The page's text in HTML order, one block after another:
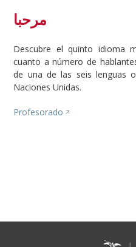
مرحبا
Descubre el quinto idioma
cuanto a número de
de una de las seis lenguas
Naciones Unidas.
Profesorado